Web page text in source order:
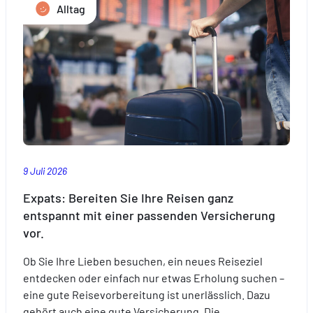
Alltag
9 Juli 2026
Expats: Bereiten Sie Ihre Reisen ganz
entspannt mit einer passenden Versicherung
vor.
Ob Sie Ihre Lieben besuchen, ein neues Reiseziel
entdecken oder einfach nur etwas Erholung suchen –
eine gute Reisevorbereitung ist unerlässlich. Dazu